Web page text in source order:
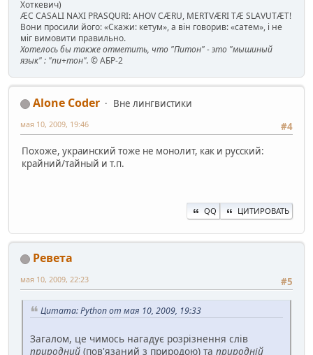
Хоткевич)
ÆC CASALI NAXI PRASQURI: AHOV CÆRU, MERTVÆRI TÆ SLAVUTÆT!
Вони просили його: «Скажи: кетум», а він говорив: «сатем», і не
міг вимовити правильно.
Хотелось бы также отметить, что "Питон" - это "мышиный
язык" : "пи+тон". © АБР-2
Alone Coder
Вне лингвистики
#4
мая 10, 2009, 19:46
Похоже, украинский тоже не монолит, как и русский:
крайний/тайный и т.п.
QQ ЦИТИРОВАТЬ
Ревета
#5
мая 10, 2009, 22:23
Цитата: Python от мая 10, 2009, 19:33
Загалом, це чимось нагадує розрізнення слів
природний (пов'язаний з природою) та природній